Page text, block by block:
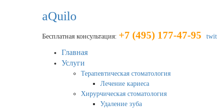
aQuilo
Бесплатная консультация: +7 (495) 177-47-95
Главная
Услуги
Терапевтическая стоматология
Лечение кариеса
Хирурчическая стоматология
Удаление зуба